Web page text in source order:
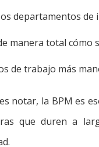
departamentos de
manera total cómo
de trabajo más
notar, la BPM es
que duren a